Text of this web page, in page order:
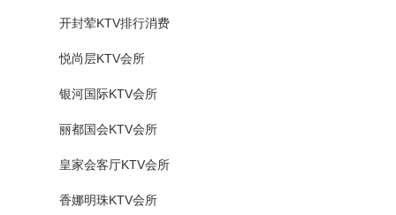
开封荤KTV排行消费
悦尚层KTV会所
银河国际KTV会所
丽都国会KTV会所
皇家会客厅KTV会所
香娜明珠KTV会所